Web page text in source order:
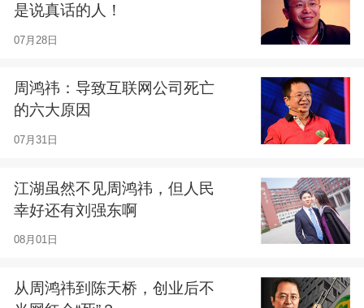
是说真话的人！
07月28日
周鸿祎：导致互联网公司死亡
的六大原因
07月31日
江湖虽然不见周鸿祎，但人民
幸好还有刘强东啊
08月01日
从周鸿祎到陈天桥，创业后不